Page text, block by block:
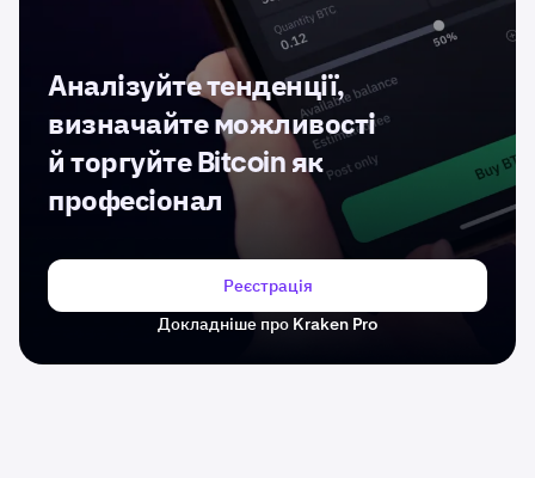
Аналізуйте тенденції,
визначайте можливості
й торгуйте Bitcoin як
професіонал
Реєстрація
Докладніше про Kraken Pro